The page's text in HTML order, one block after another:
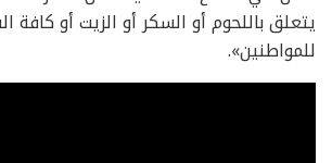
يتعلق باللحوم أو السكر أو الزيت أو كافة
للمواطنين».